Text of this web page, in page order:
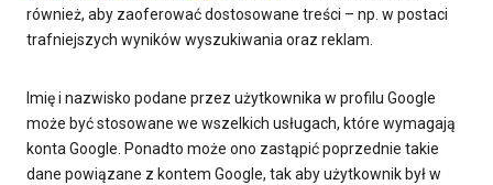
również, aby zaoferować dostosowane treści – np. w postaci
trafniejszych wyników wyszukiwania oraz reklam.
Imię i nazwisko podane przez użytkownika w profilu Google
może być stosowane we wszelkich usługach, które wymagają
konta Google. Ponadto może ono zastąpić poprzednie takie
dane powiązane z kontem Google, tak aby użytkownik był w